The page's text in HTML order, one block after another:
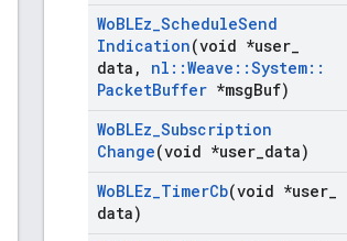
WoBLEz_ScheduleSend
Indication(void *user
data , nl ::Weave ::System::
PacketBuffer *msgBuf)
WoBLEz_Subscription
Change(void *user data)
WoBLEz_TimerCb(void *user
data)